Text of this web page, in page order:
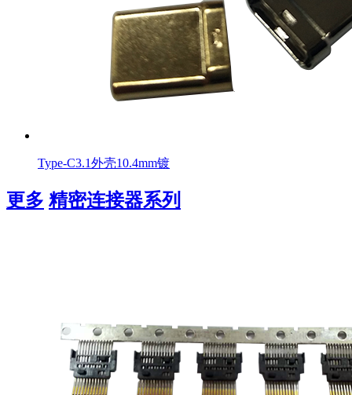
Type-C3.1外壳10.4mm镀
更多 精密连接器系列